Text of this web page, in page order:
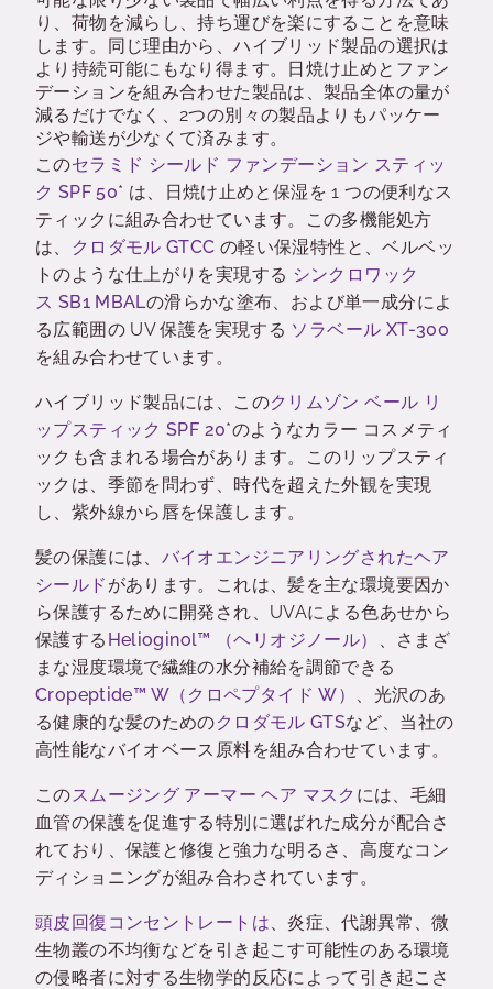
り、荷物を減らし、持ち運びを楽にすることを意味
します。同じ理由から、ハイブリッド製品の選択は
より持続可能にもなり得ます。日焼け止めとファン
デーションを組み合わせた製品は、製品全体の量が
減るだけでなく、2つの別々の製品よりもパッケー
ジや輸送が少なくて済みます。
このセラミド シールド ファンデーション スティッ
ク SPF 50* は、日焼け止めと保湿を 1 つの便利なス
ティックに組み合わせています。
この多機能処方
は、
クロダモル GTCC の軽い保湿特性と、ベルベッ
トのような仕上がりを実現する シンクロワック
ス SB1 MBALの滑らかな塗布、および単一成分によ
る広範囲の UV 保護を実現する ソラベール XT-300
を組み合わせています。
ハイブリッド製品には、このクリムゾン ベール リ
ップスティック SPF 20*のようなカラー コスメティ
ックも含まれる場合があります。このリップスティ
ックは、季節を問わず、時代を超えた外観を実現
し、紫外線から唇を保護します。
髪の保護には、 バイオエンジニアリングされたヘア
シールド があります。
これは、髪を主な環境要因か
ら保護するために開発され、 UVAによる色あせから
保護する Helioginol™ （ヘリオジノール）
さまざ
まな湿度環境で繊維の水分補給を調節できる
Cropeptide™ W（クロペプタイド W）
光沢のあ
る健康的な髪のためのクロダモル GTSなど、当社の
高性能なバイオベース原料を組み合わせています。
このスムージング アーマー ヘア マスク には、毛細
血管の保護を促進する特別に選ばれた成分が配合さ
れており、保護と修復と強力な明るさ、高度なコン
ディショニングが組み合わされています。
頭皮回復コンセントレートは 、炎症、代謝異常、微
生物叢の不均衡などを引き起こす可能性のある環境
の侵略者に対する生物学的反応によって引き起こさ